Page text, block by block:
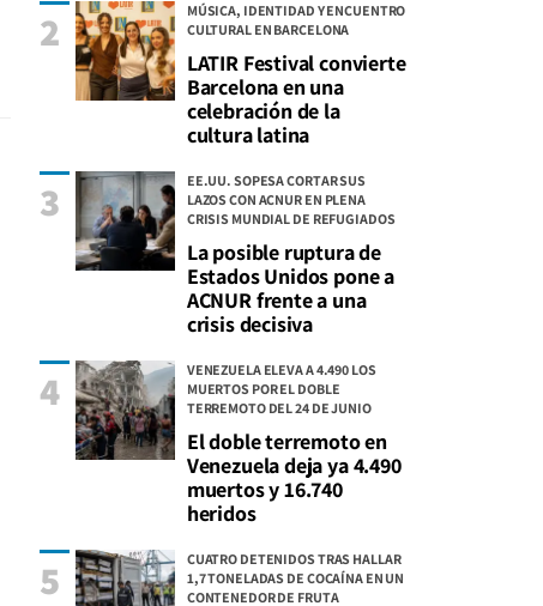
MÚSICA, IDENTIDAD Y ENCUENTRO
CULTURAL EN BARCELONA
LATIR Festival convierte
Barcelona en una
celebración de la
cultura latina
2
EE.UU. SOPESA CORTAR SUS
LAZOS CON ACNUR EN PLENA
CRISIS MUNDIAL DE REFUGIADOS
La posible ruptura de
Estados Unidos pone a
ACNUR frente a una
crisis decisiva
3
VENEZUELA ELEVA A 4.490 LOS
MUERTOS POR EL DOBLE
TERREMOTO DEL 24 DE JUNIO
El doble terremoto en
Venezuela deja ya 4.490
muertos y 16.740
heridos
4
CUATRO DETENIDOS TRAS HALLAR
1,7 TONELADAS DE COCAÍNA EN UN
CONTENEDOR DE FRUTA
5